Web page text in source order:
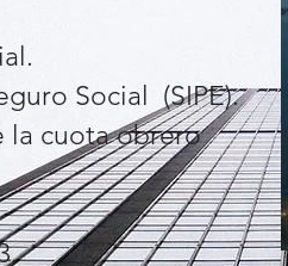
Social (SIPE).
la cuota obrero